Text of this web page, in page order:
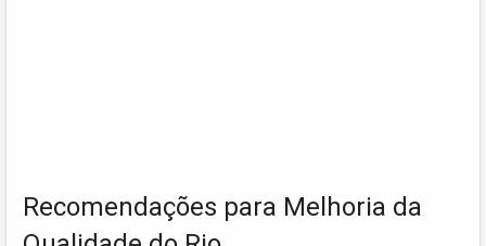
Recomendações para Melhoria da